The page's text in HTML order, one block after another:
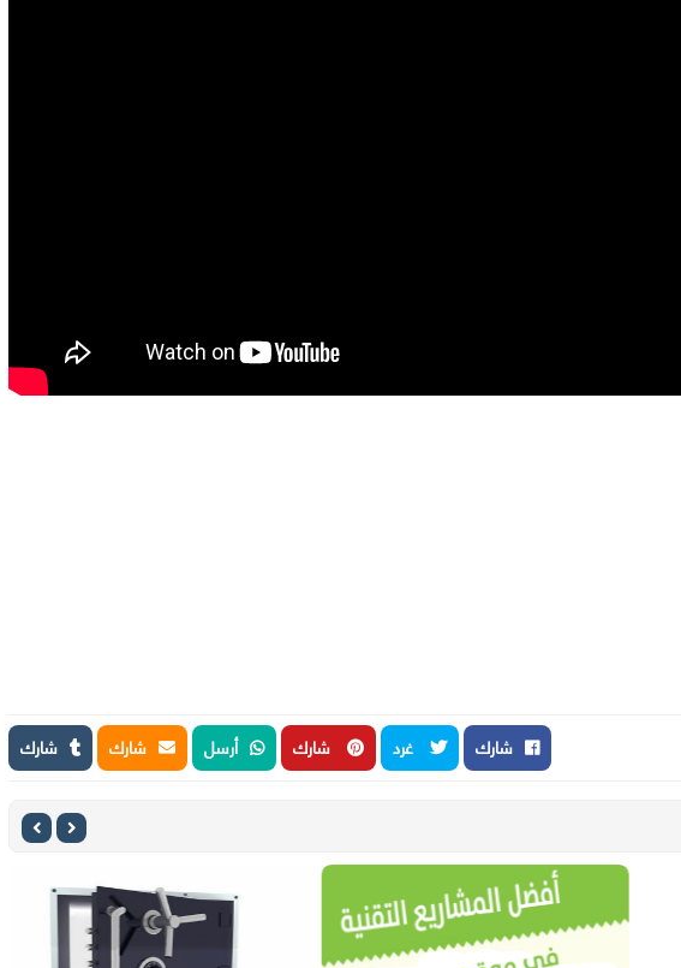
شارك غرد شارك أرسل شارك شارك